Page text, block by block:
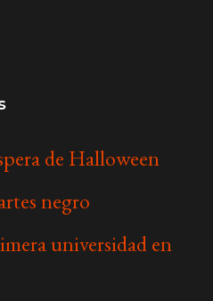
de Halloween
negro
universidad en